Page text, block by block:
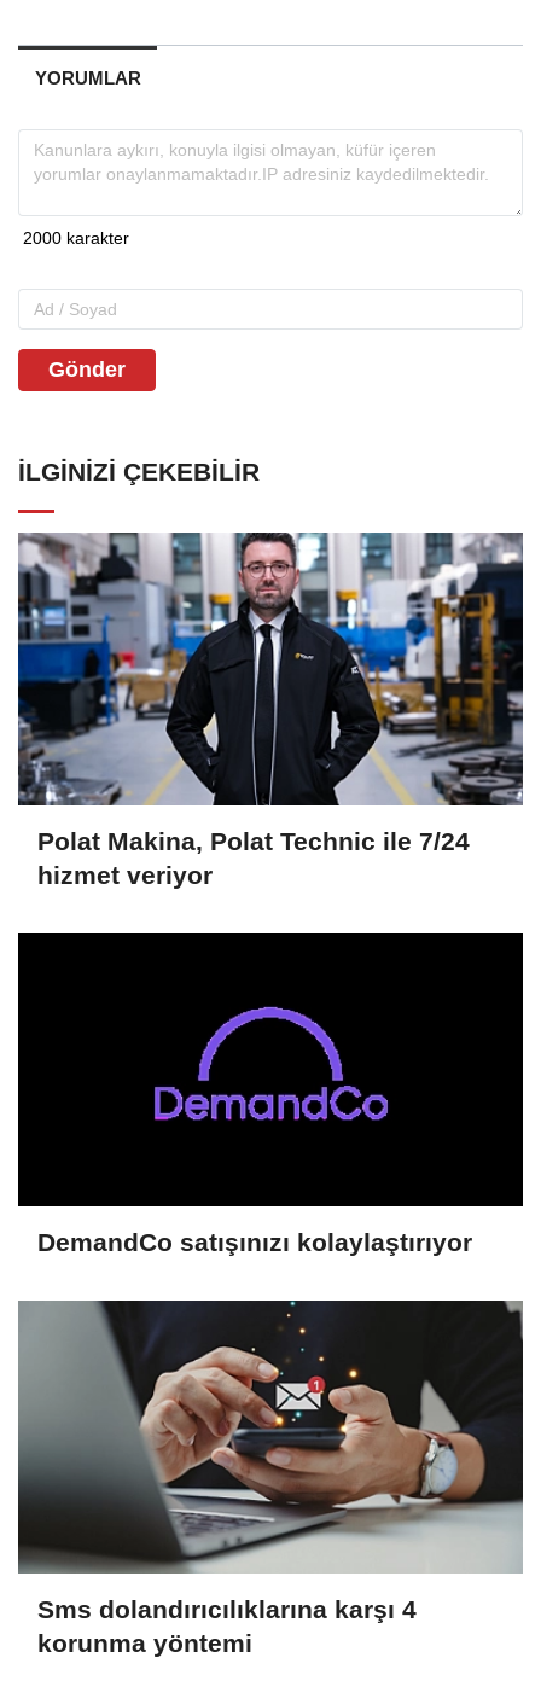
YORUMLAR
Gönder
İLGINIZI ÇEKEBILIR
Polat Makina, Polat Technic ile 7/24
hizmet veriyor
DemandCo satışınızı kolaylaştırıyor
Sms dolandırıcılıklarına karşı 4
korunma yöntemi